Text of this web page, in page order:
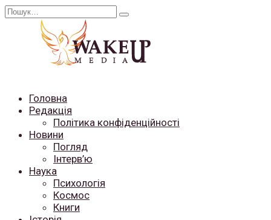
Перейти
Search
Головна
Редакція
Політика конфіденційності
Новини
Погляд
Інтерв’ю
Наука
Психологія
Космос
Книги